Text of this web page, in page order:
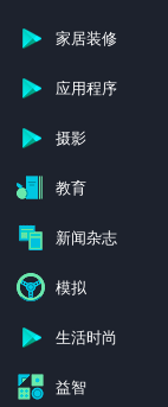
家居装修
应用程序
摄影
教育
新闻杂志
模拟
生活时尚
益智